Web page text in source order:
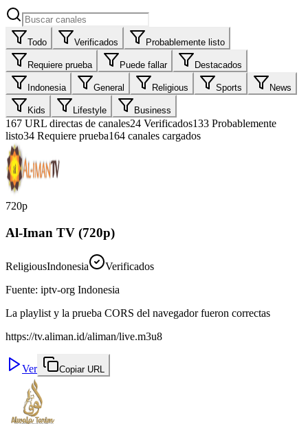
Todo Verificados Probablemente listo
Requiere prueba Puede fallar Destacados
Indonesia General Religious Sports News
Kids Lifestyle Business
167 URL directas de canales24 Verificados133 Probablemente
listo34 Requiere prueba164 canales cargados
720p
Al-Iman TV (720p)
ReligiousIndonesia
Verificados
Fuente: iptv-org Indonesia
La playlist y la prueba CORS del navegador fueron correctas
https://tv.aliman.id/aliman/live.m3u8
Ver Copiar URL